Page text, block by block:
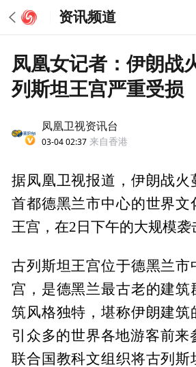
资讯频道
凤凰女记者：伊朗战
列斯坦王宫严重受损
凤凰卫视资讯台
03-04 02:37 来自香港
据凤凰卫视报道，伊朗战火
首都德黑兰市中心的世界文
王宫，在2日下午的大规模袭
古列斯坦王宫位于德黑兰市
宫，是德黑兰最古老的建筑
筑风格独特，堪称伊朗建筑
引众多的世界各地游客前来
联合国教科文组织将古列斯